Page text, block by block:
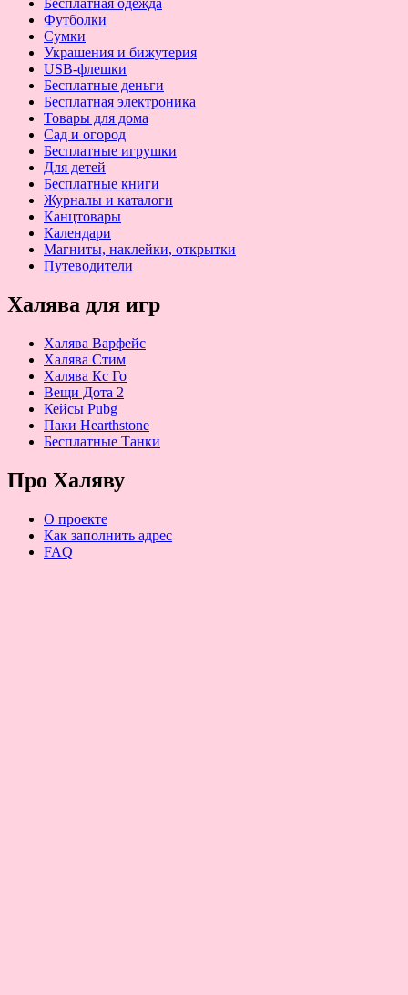
Бесплатная одежда
Футболки
Сумки
Украшения и бижутерия
USB-флешки
Бесплатные деньги
Бесплатная электроника
Товары для дома
Сад и огород
Бесплатные игрушки
Для детей
Бесплатные книги
Журналы и каталоги
Канцтовары
Календари
Магниты, наклейки, открытки
Путеводители
Халява для игр
Халява Варфейс
Халява Стим
Халява Кс Го
Вещи Дота 2
Кейсы Pubg
Паки Hearthstone
Бесплатные Танки
Про Халяву
О проекте
Как заполнить адрес
FAQ